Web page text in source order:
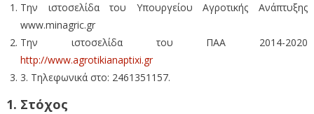
Την ιστοσελίδα του Υπουργείου Αγροτικής Ανάπτυξης
www.minagric.gr
Την ιστοσελίδα του ΠΑΑ 2014-2020
http://www.agrotikianaptixi.gr
3. Τηλεφωνικά στo: 2461351157.
1. Στόχος